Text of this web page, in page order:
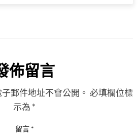
佈留言
郵件地址不會公開。 必填欄位標
示為 *
留言 *